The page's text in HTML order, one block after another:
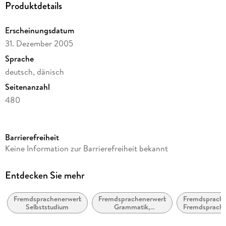
Produktdetails
Erscheinungsdatum
31. Dezember 2005
Sprache
deutsch, dänisch
Seitenanzahl
480
Altersempfehlung
Reihe
Autor/Autorin
Jean-François Battail, Kark Ejby Poulsen
Barrierefreiheit
Keine Information zur Barrierefreiheit bekannt
Entdecken Sie mehr
Fremdsprachenerwerb:
Selbststudium
Fremdsprachenerwerb:
Grammatik,
Wortschatz,